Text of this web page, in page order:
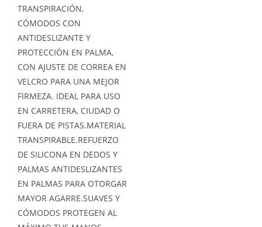
TRANSPIRACIÓN,
CÓMODOS CON
ANTIDESLIZANTE Y
PROTECCIÓN EN PALMA,
CON AJUSTE DE CORREA EN
VELCRO PARA UNA MEJOR
FIRMEZA. IDEAL PARA USO
EN CARRETERA, CIUDAD O
FUERA DE PISTAS.MATERIAL
TRANSPIRABLE.REFUERZO
DE SILICONA EN DEDOS Y
PALMAS ANTIDESLIZANTES
EN PALMAS PARA OTORGAR
MAYOR AGARRE.SUAVES Y
CÓMODOS PROTEGEN AL